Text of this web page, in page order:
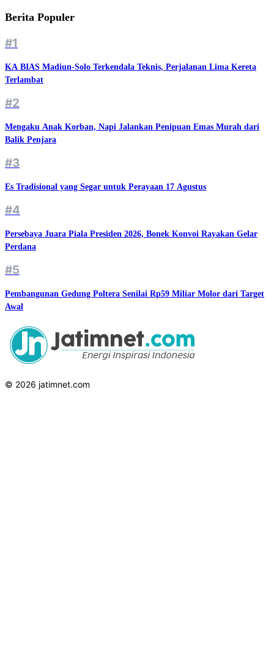
Berita Populer
#1
KA BIAS Madiun-Solo Terkendala Teknis, Perjalanan Lima Kereta
Terlambat
#2
Mengaku Anak Korban, Napi Jalankan Penipuan Emas Murah dari
Balik Penjara
#3
Es Tradisional yang Segar untuk Perayaan 17 Agustus
#4
Persebaya Juara Piala Presiden 2026, Bonek Konvoi Rayakan Gelar
Perdana
#5
Pembangunan Gedung Poltera Senilai Rp59 Miliar Molor dari Target
Awal
© 2026 jatimnet.com